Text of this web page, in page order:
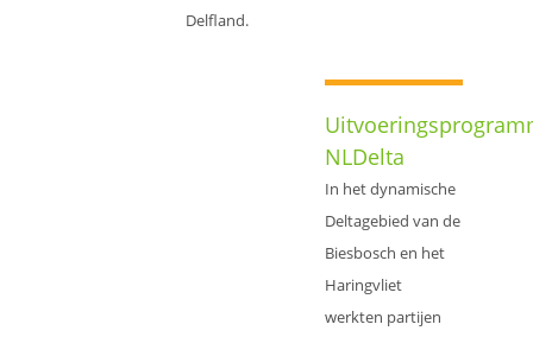
Delfland.
NLDelta
In het dynamische
Deltagebied van de
Biesbosch en het
Haringvliet
werkten partijen